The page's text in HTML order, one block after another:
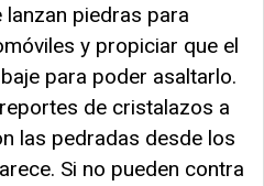
piedras para
y propiciar que el
para poder asaltarlo.
de cristalazos a
las pedradas desde los
Si no pueden contra